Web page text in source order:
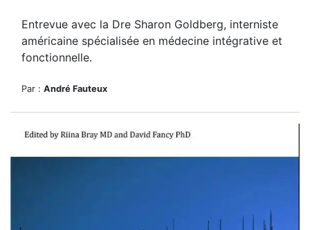
Entrevue avec la Dre Sharon Goldberg, interniste
américaine spécialisée en médecine intégrative et
fonctionnelle.
Par : André Fauteux